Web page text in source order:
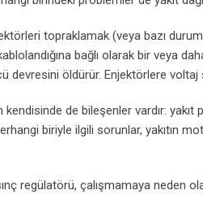
topraklamak (veya bazı
bağlı olarak bir veya
devresini öldürür. Enjektörlere
kendisinde de bileşenler vardır:
biriyle ilgili sorunlar, yakıtın
regülatörü, çalışmamaya neden